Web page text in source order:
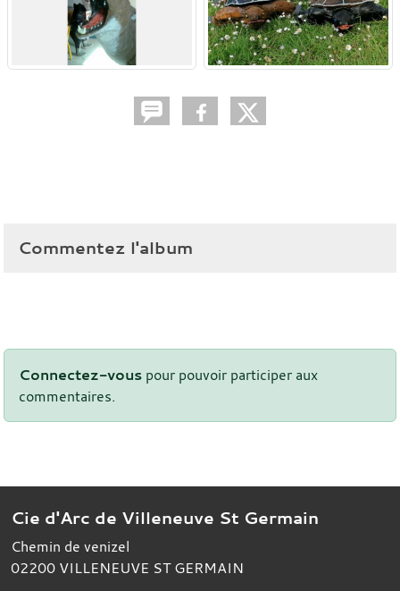
Commentez l'album
Connectez-vous pour pouvoir participer aux
commentaires.
Cie d'Arc de Villeneuve St Germain
Chemin de venizel
02200 VILLENEUVE ST GERMAIN